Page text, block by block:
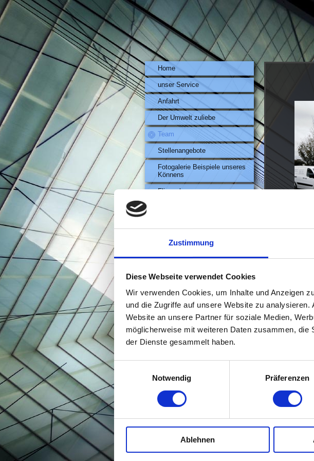
Zustimmung
Diese Webseite verwendet Cookies
Wir verwenden Cookies, um Inhalte und Anzeigen
und die Zugriffe auf unsere Website zu
Website an unsere Partner für soziale Medien,
möglicherweise mit weiteren Daten zusammen,
der Dienste gesammelt haben.
Notwendig
Präferenzen
Ablehnen
Home
unser Service
Anfahrt
Der Umwelt zuliebe
Team
Stellenangebote
Fotogalerie Beispiele unseres
Könnens
Fliesenleger
Trockenbau
Brandschutz
Malerarbeiten
Leckortung
Maurerarbeiten
Elektroarbeiten
Lieferungs und
Zahlungsbedingungen
Datenschutz
Das